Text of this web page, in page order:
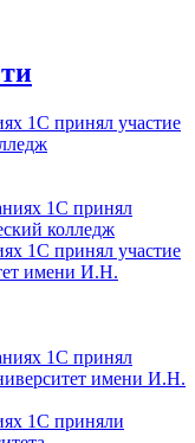
1С принял участие
1С принял участие
имени И.Н.
1С приняли